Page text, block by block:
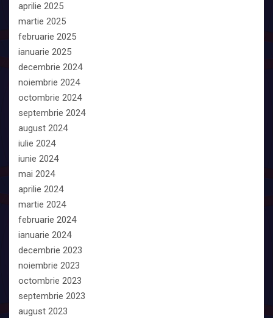
aprilie 2025
martie 2025
februarie 2025
ianuarie 2025
decembrie 2024
noiembrie 2024
octombrie 2024
septembrie 2024
august 2024
iulie 2024
iunie 2024
mai 2024
aprilie 2024
martie 2024
februarie 2024
ianuarie 2024
decembrie 2023
noiembrie 2023
octombrie 2023
septembrie 2023
august 2023